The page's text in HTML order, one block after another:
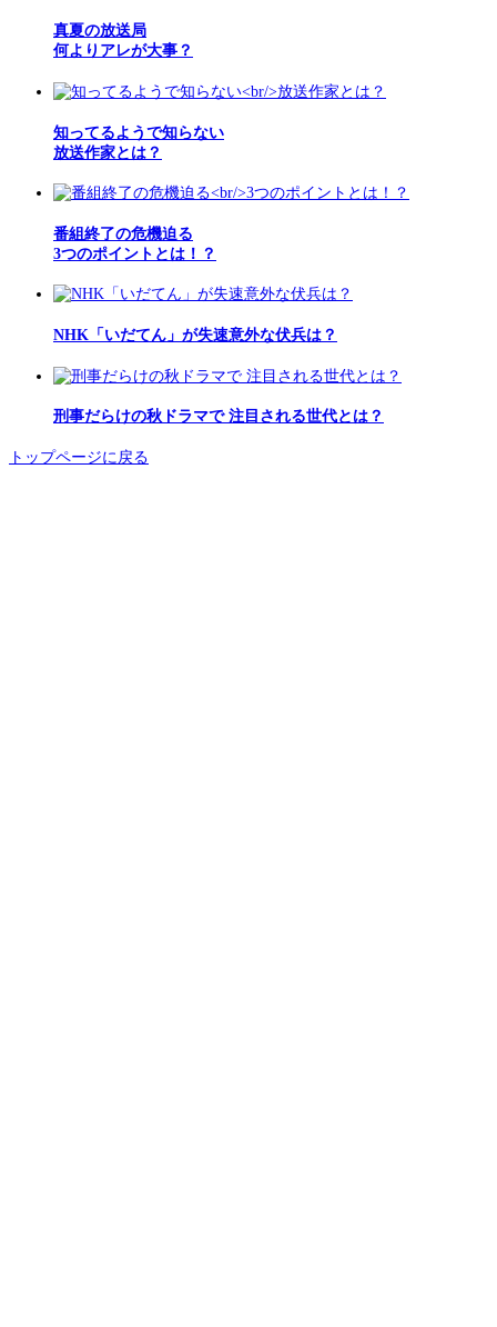
真夏の放送局
何よりアレが大事？
知ってるようで知らない
放送作家とは？
番組終了の危機迫る
3つのポイントとは！？
NHK「いだてん」が失速意外な伏兵は？
刑事だらけの秋ドラマで 注目される世代とは？
トップページに戻る